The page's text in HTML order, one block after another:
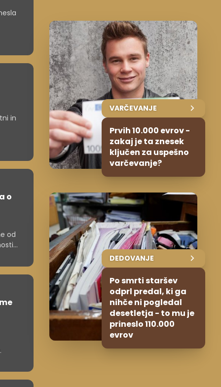
in
o
od
VARČEVANJE
Prvih 10.000 evrov -
zakaj je ta znesek
ključen za uspešno
varčevanje?
DEDOVANJE
Po smrti staršev
odprl predal, ki ga
nihče ni pogledal
desetletja - to mu je
prineslo 110.000
evrov